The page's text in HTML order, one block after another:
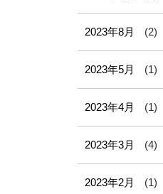
2023年8月 (2)
2023年5月 (1)
2023年4月 (1)
2023年3月 (4)
2023年2月 (1)